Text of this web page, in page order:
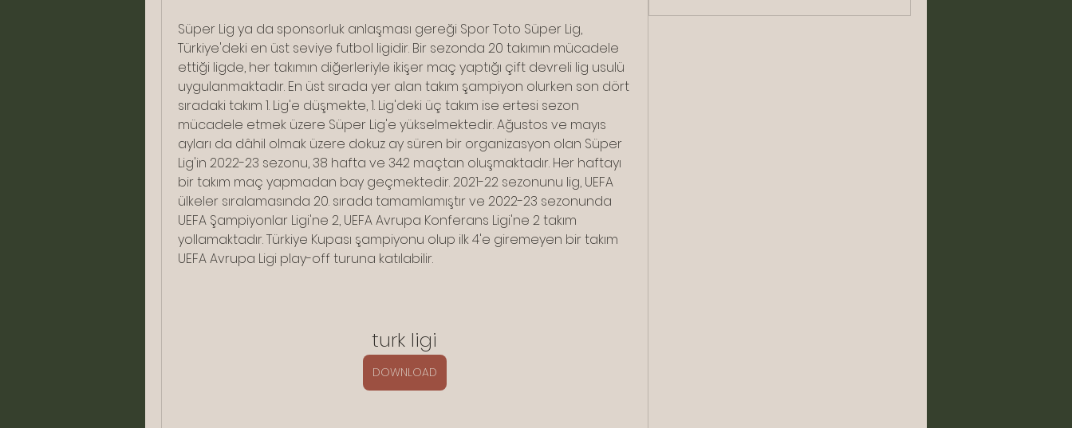
Süper Lig ya da sponsorluk anlaşması gereği Spor Toto Süper Lig,
Türkiye'deki en üst seviye futbol ligidir. Bir sezonda 20 takımın mücadele
ettiği ligde, her takımın diğerleriyle ikişer maç yaptığı çift devreli lig usulü
uygulanmaktadır. En üst sırada yer alan takım şampiyon olurken son dört
sıradaki takım 1. Lig'e düşmekte, 1. Lig'deki üç takım ise ertesi sezon
mücadele etmek üzere Süper Lig'e yükselmektedir. Ağustos ve mayıs
ayları da dâhil olmak üzere dokuz ay süren bir organizasyon olan Süper
Lig'in 2022-23 sezonu, 38 hafta ve 342 maçtan oluşmaktadır. Her haftayı
bir takım maç yapmadan bay geçmektedir. 2021-22 sezonunu lig, UEFA
ülkeler sıralamasında 20. sırada tamamlamıştır ve 2022-23 sezonunda
UEFA Şampiyonlar Ligi'ne 2, UEFA Avrupa Konferans Ligi'ne 2 takım
yollamaktadır. Türkiye Kupası şampiyonu olup ilk 4'e giremeyen bir takım
UEFA Avrupa Ligi play-off turuna katılabilir.
turk ligi
DOWNLOAD